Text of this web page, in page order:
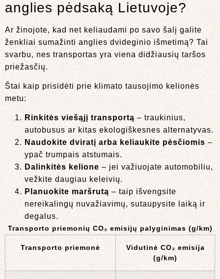
anglies pėdsaką Lietuvoje?
Ar žinojote, kad net keliaudami po savo šalį galite
ženkliai sumažinti anglies dvideginio išmetimą? Tai
svarbu, nes transportas yra viena didžiausių taršos
priežasčių.
Štai kaip prisidėti prie klimato tausojimo kelionės
metu:
Rinkitės viešąjį transportą – traukinius,
autobusus ar kitas ekologiškesnes alternatyvas.
Naudokite dviratį arba keliaukite pėsčiomis –
ypač trumpais atstumais.
Dalinkitės kelione – jei važiuojate automobiliu,
vežkite daugiau keleivių.
Planuokite maršrutą – taip išvengsite
nereikalingų nuvažiavimų, sutaupysite laiką ir
degalus.
Transporto priemonių CO₂ emisijų palyginimas (g/km)
Transporto priemonė
Vidutinė CO₂ emisija
(g/km)